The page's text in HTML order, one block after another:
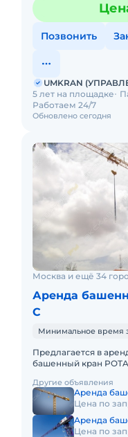
Позвонить
Обновлено сегодня
UMKRAN
5 лет на площадке
Работаем 24/7
Москва и ещё 34
Аренда
С
Минимальное время
Предлагается в
башенный кран
стрелы - 1,5 тон
Другие объявления
Аренда
Цена по
Аренда
Цена по